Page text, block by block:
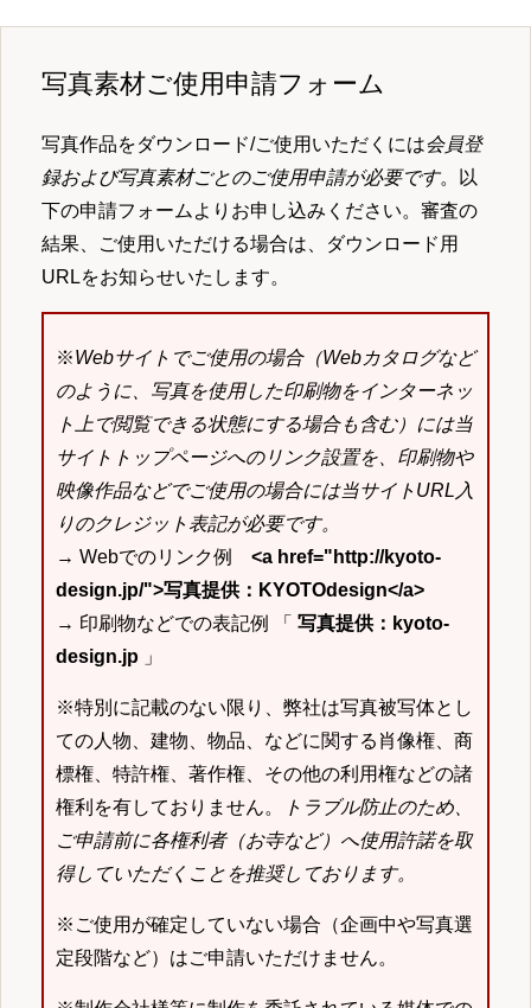
写真素材ご使用申請フォーム
写真作品をダウンロード/ご使用いただくには会員登
録および写真素材ごとのご使用申請が必要です。以
下の申請フォームよりお申し込みください。審査の
結果、ご使用いただける場合は、ダウンロード用
URLをお知らせいたします。
※Webサイトでご使用の場合（Webカタログなど
のように、写真を使用した印刷物をインターネッ
ト上で閲覧できる状態にする場合も含む）には当
サイトトップページへのリンク設置を、印刷物や
映像作品などでご使用の場合には当サイトURL入
りのクレジット表記が必要です。
→ Webでのリンク例 <a href="http://kyoto-
design.jp/">写真提供：KYOTOdesign</a>
→ 印刷物などでの表記例 「 写真提供：kyoto-
design.jp 」
※特別に記載のない限り、弊社は写真被写体とし
ての人物、建物、物品、などに関する肖像権、商
標権、特許権、著作権、その他の利用権などの諸
権利を有しておりません。
トラブル防止のため、
ご申請前に各権利者（お寺など）へ使用許諾を取
得していただくことを推奨しております。
※ご使用が確定していない場合（企画中や写真選
定段階など）はご申請いただけません。